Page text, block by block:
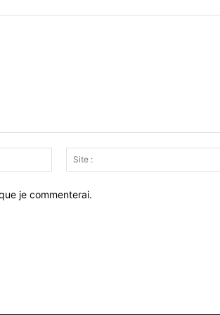
Email
:*
je commenterai.